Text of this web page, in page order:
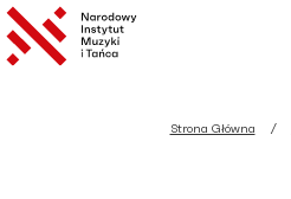
Strona Główna